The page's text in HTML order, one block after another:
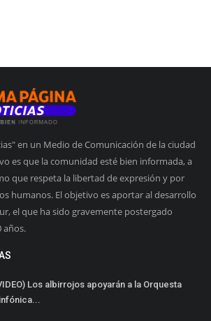
en un Medio de Comunicación de la ciudad
es que la comunidad esté bien informada, a
que respeta la libertad de expresión y por
humanos. El objetivo es aportar al desarrollo
el que ha sido gravemente postergado
años.
Los albirrojos apoyarán a la Orquesta